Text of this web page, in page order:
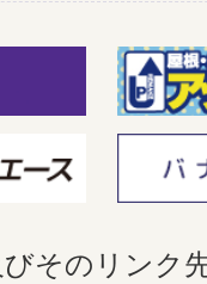
そのリンク